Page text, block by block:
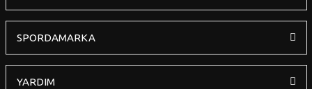
Gönder
SPORDAMARKA
YARDIM